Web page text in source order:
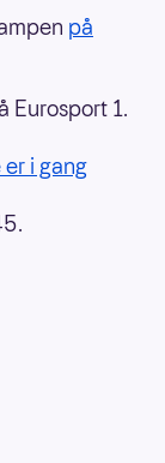
på
Eurosport 1.
i gang